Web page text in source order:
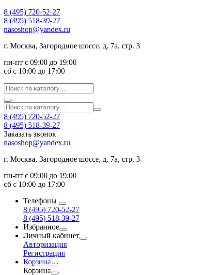
8 (495) 720-52-27
8 (495) 518-39-27
nasoshop@yandex.ru
г. Москва, Загородное шоссе, д. 7а, стр. 3
пн-пт с 09:00 до 19:00
сб с 10:00 до 17:00
8 (495) 720-52-27
8 (495) 518-39-27
Заказать звонок
nasoshop@yandex.ru
г. Москва, Загородное шоссе, д. 7а, стр. 3
пн-пт с 09:00 до 19:00
сб с 10:00 до 17:00
Телефоны
8 (495) 720-52-27
8 (495) 518-39-27
Избранное
Личный кабинет
Авторизация
Регистрация
Корзина…
Корзина